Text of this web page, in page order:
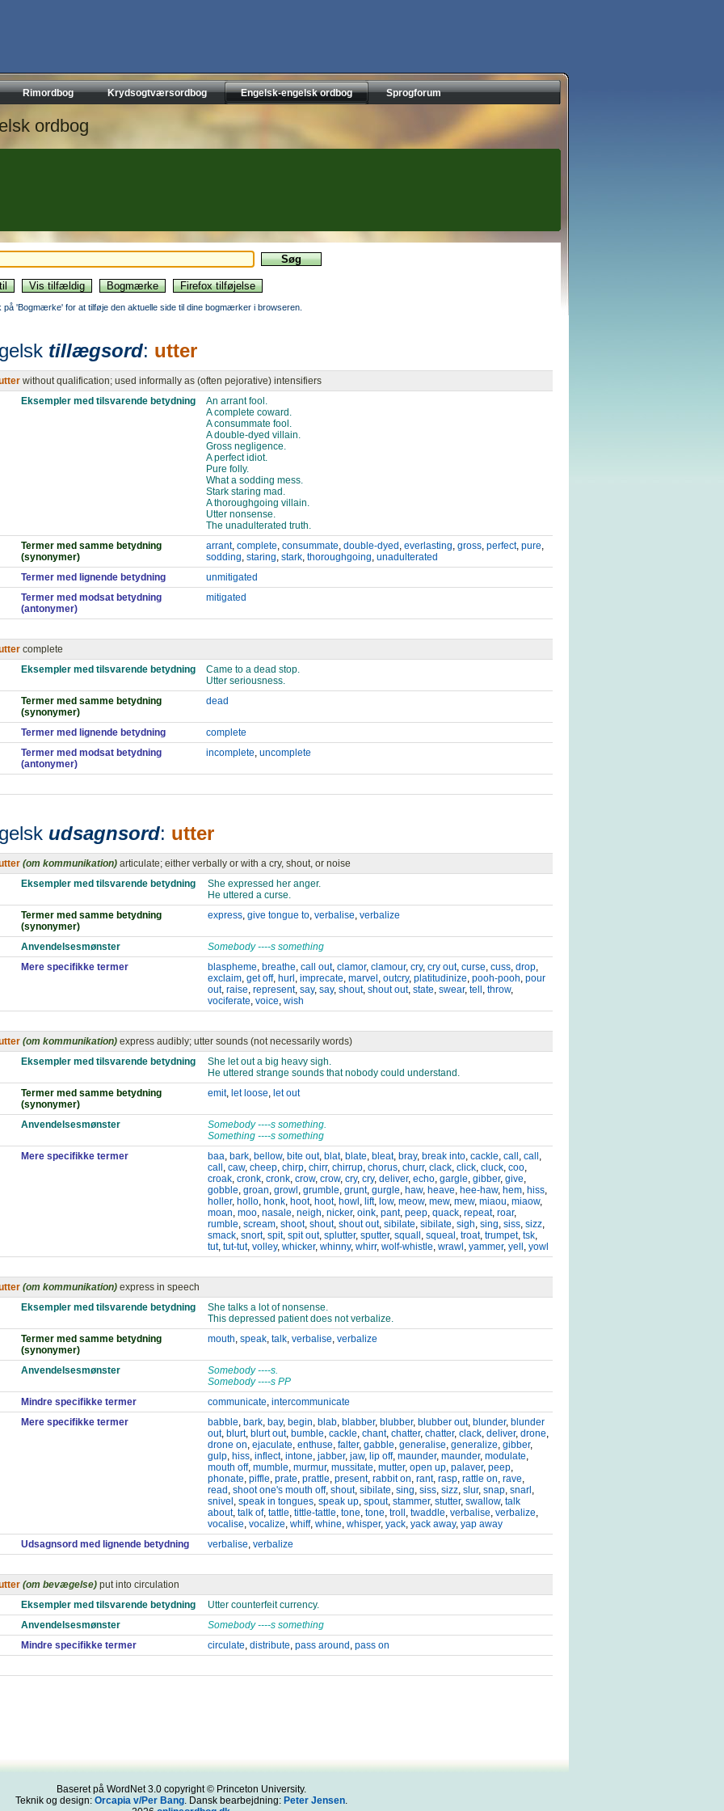
Rimordbog Krydsogtværsordbog Engelsk-engelsk ordbog Sprogforum
ordbog
på 'Bogmærke' for at tilføje den aktuelle side til dine bogmærker i browseren.
tillægsord: utter
without qualification; used informally as (often pejorative) intensifiers
Eksempler med tilsvarende betydning
An arrant fool.
A complete coward.
A consummate fool.
A double-dyed villain.
Gross negligence.
A perfect idiot.
Pure folly.
What a sodding mess.
Stark staring mad.
A thoroughgoing villain.
Utter nonsense.
The unadulterated truth.
Termer med samme betydning
(synonymer)
arrant, complete, consummate, double-dyed , everlasting, gross, perfect, pure,
sodding, staring, stark, thoroughgoing, unadulterated
Termer med lignende betydning
unmitigated
Termer med modsat betydning
(antonymer)
mitigated
complete
Eksempler med tilsvarende betydning
Came to a dead stop.
Utter seriousness.
Termer med samme betydning
(synonymer)
dead
Termer med lignende betydning
complete
Termer med modsat betydning
(antonymer)
incomplete, uncomplete
udsagnsord: utter
(om kommunikation) articulate; either verbally or with a cry, shout, or noise
Eksempler med tilsvarende betydning
She expressed her anger.
He uttered a curse.
Termer med samme betydning
(synonymer)
express, give tongue to, verbalise, verbalize
Anvendelsesmønster
Somebody ----s something
Mere specifikke termer
blaspheme, breathe, call out, clamor, clamour, cry, cry out, curse, cuss, drop,
exclaim, get off, hurl , imprecate, marvel , outcry, platitudinize, pooh-pooh, pour
out, raise, represent, say, say, shout, shout out, state, swear, tell , throw,
vociferate, voice, wish
(om kommunikation) express audibly; utter sounds (not necessarily words)
Eksempler med tilsvarende betydning
She let out a big heavy sigh.
He uttered strange sounds that nobody could understand.
Termer med samme betydning
(synonymer)
emit, let loose, let out
Anvendelsesmønster
Somebody ----s something.
Something ----s something
Mere specifikke termer
baa, bark, bellow, bite out, blat, blate, bleat, bray, break into, cackle, call , call ,
call , caw, cheep, chirp, chirr, chirrup, chorus, churr, clack, click, cluck, coo,
croak, cronk, cronk, crow, crow, cry, cry, deliver, echo, gargle, gibber, give,
gobble, groan, growl , grumble, grunt, gurgle, haw, heave, hee-haw, hem, hiss,
holler, hollo, honk, hoot, hoot, howl , lift, low, meow, mew, mew, miaou, miaow,
moan, moo, nasale, neigh, nicker, oink, pant, peep, quack, repeat, roar,
rumble, scream, shoot, shout, shout out, sibilate, sibilate, sigh, sing, siss, sizz,
smack, snort, spit, spit out, splutter, sputter, squall , squeal , troat, trumpet, tsk,
tut, tut-tut, volley, whicker, whinny, whirr, wolf-whistle, wrawl , yammer, yell , yowl
(om kommunikation) express in speech
Eksempler med tilsvarende betydning
She talks a lot of nonsense.
This depressed patient does not verbalize.
Termer med samme betydning
(synonymer)
mouth, speak, talk, verbalise, verbalize
Anvendelsesmønster
Somebody ----s.
Somebody ----s PP
Mindre specifikke termer
communicate, intercommunicate
Mere specifikke termer
babble, bark, bay, begin, blab, blabber, blubber, blubber out, blunder, blunder
out, blurt, blurt out, bumble, cackle, chant, chatter, chatter, clack, deliver, drone,
drone on, ejaculate, enthuse, falter, gabble, generalise, generalize, gibber,
gulp, hiss, inflect, intone, jabber, jaw, lip off, maunder, maunder, modulate,
mouth off, mumble, murmur, mussitate, mutter, open up, palaver, peep,
phonate, piffle, prate, prattle, present, rabbit on, rant, rasp, rattle on, rave,
read , shoot one's mouth off, shout, sibilate, sing, siss, sizz, slur, snap, snarl ,
snivel , speak in tongues, speak up, spout, stammer, stutter, swallow, talk
about, talk of, tattle, tittle-tattle, tone, tone, troll , twaddle, verbalise, verbalize,
vocalise, vocalize, whiff, whine, whisper, yack, yack away, yap away
Udsagnsord med lignende betydning
verbalise, verbalize
(om bevægelse) put into circulation
Eksempler med tilsvarende betydning
Utter counterfeit currency.
Anvendelsesmønster
Somebody ----s something
Mindre specifikke termer
circulate, distribute, pass around , pass on
Baseret på WordNet 3.0 copyright © Princeton University.
Teknik og design: Orcapia v/Per Bang. Dansk bearbejdning: Peter Jensen.